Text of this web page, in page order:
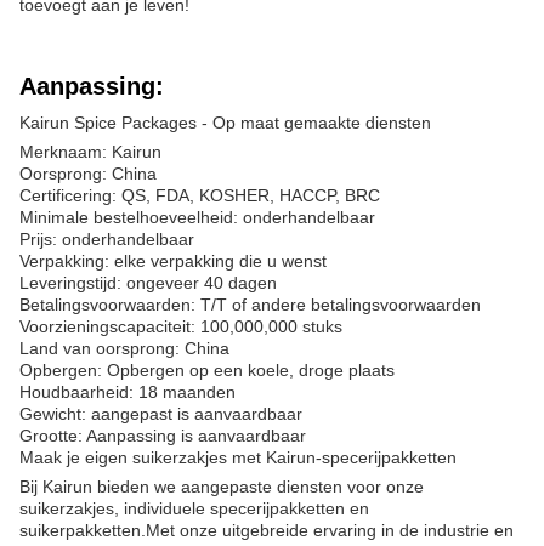
toevoegt aan je leven!
Aanpassing:
Kairun Spice Packages - Op maat gemaakte diensten
Merknaam: Kairun
Oorsprong: China
Certificering: QS, FDA, KOSHER, HACCP, BRC
Minimale bestelhoeveelheid: onderhandelbaar
Prijs: onderhandelbaar
Verpakking: elke verpakking die u wenst
Leveringstijd: ongeveer 40 dagen
Betalingsvoorwaarden: T/T of andere betalingsvoorwaarden
Voorzieningscapaciteit: 100,000,000 stuks
Land van oorsprong: China
Opbergen: Opbergen op een koele, droge plaats
Houdbaarheid: 18 maanden
Gewicht: aangepast is aanvaardbaar
Grootte: Aanpassing is aanvaardbaar
Maak je eigen suikerzakjes met Kairun-specerijpakketten
Bij Kairun bieden we aangepaste diensten voor onze
suikerzakjes, individuele specerijpakketten en
suikerpakketten.Met onze uitgebreide ervaring in de industrie en